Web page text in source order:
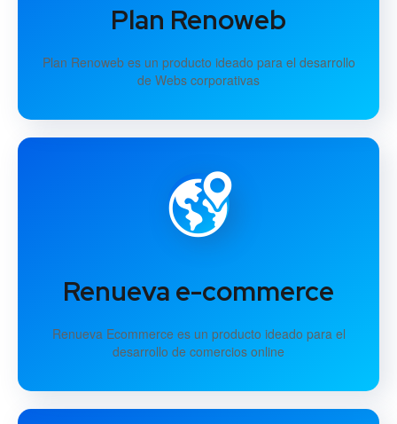
Plan Renoweb
Plan Renoweb es un producto ideado para el desarrollo
de Webs corporativas
Renueva e-commerce
Renueva Ecommerce es un producto ideado para el
desarrollo de comercios online